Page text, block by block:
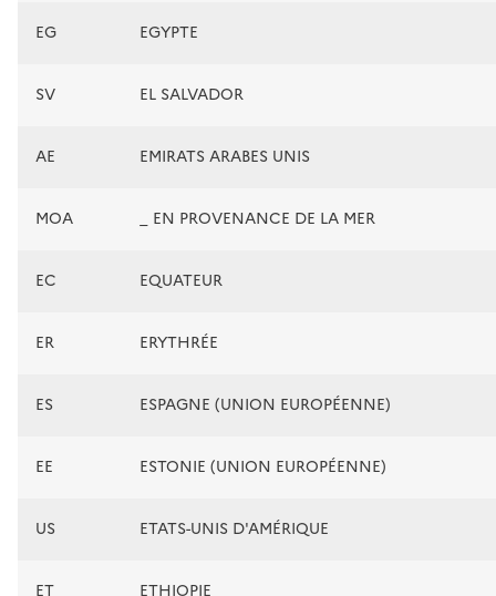
EG EGYPTE
SV EL SALVADOR
AE EMIRATS ARABES UNIS
MOA _ EN PROVENANCE DE LA MER
EC EQUATEUR
ER ERYTHRÉE
ES ESPAGNE (UNION EUROPÉENNE)
EE ESTONIE (UNION EUROPÉENNE)
US ETATS-UNIS D'AMÉRIQUE
ET ETHIOPIE